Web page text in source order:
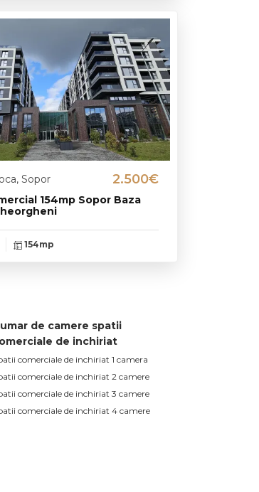
154mp Sopor Baza
Sopor 2.500€
154mp
de camere spatii
de inchiriat
comerciale de inchiriat 1 camera
comerciale de inchiriat 2 camere
comerciale de inchiriat 3 camere
comerciale de inchiriat 4 camere